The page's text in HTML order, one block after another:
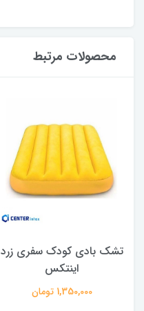
محصولات مرتبط
تشک بادی کودک سفری زرد
اینتکس
1,350,000 تومان